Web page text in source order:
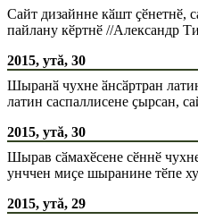
Сайт дизайнне кӑшт ҫӗнетнӗ,
пайлану кӗртнӗ //Александр
2015, утă, 30
Шыранӑ чухне ӑнсӑртран
латин саспаллисене ҫырсан,
2015, утă, 30
Шырав сӑмахӗсене сӗннӗ
унччен миҫе шыранине тӗпе
2015, утă, 29